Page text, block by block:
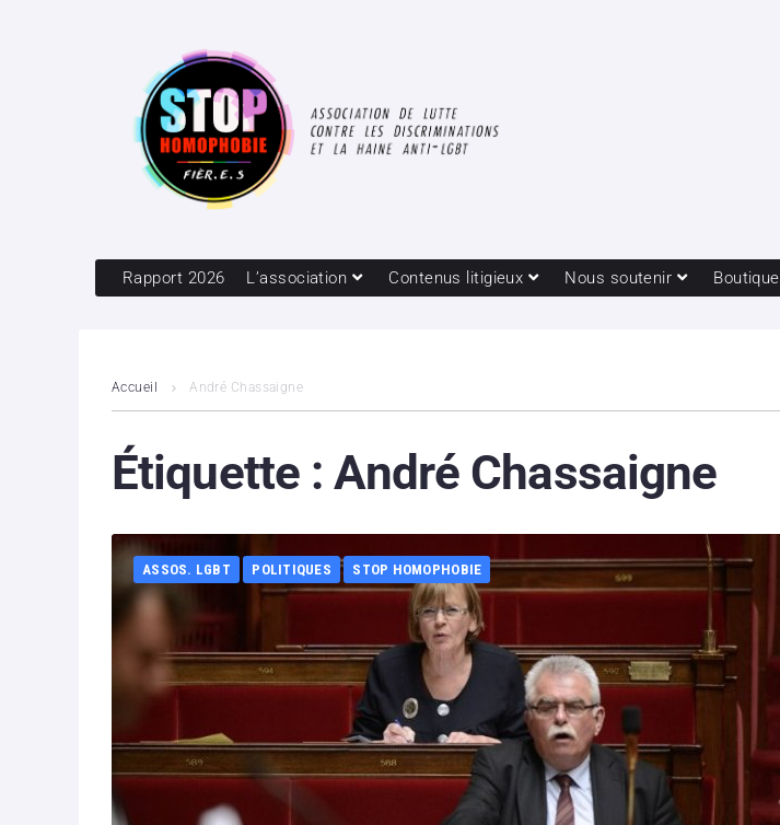
Rapport 2026 L’association Contenus litigieux Nous soutenir Boutique
Accueil André Chassaigne
Étiquette :André Chassaigne
ASSOS. LGBT POLITIQUES STOP HOMOPHOBIE